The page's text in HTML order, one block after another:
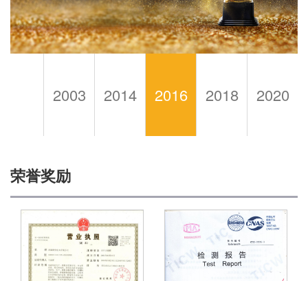
2003 2014 2016 2018 2020
荣誉奖励